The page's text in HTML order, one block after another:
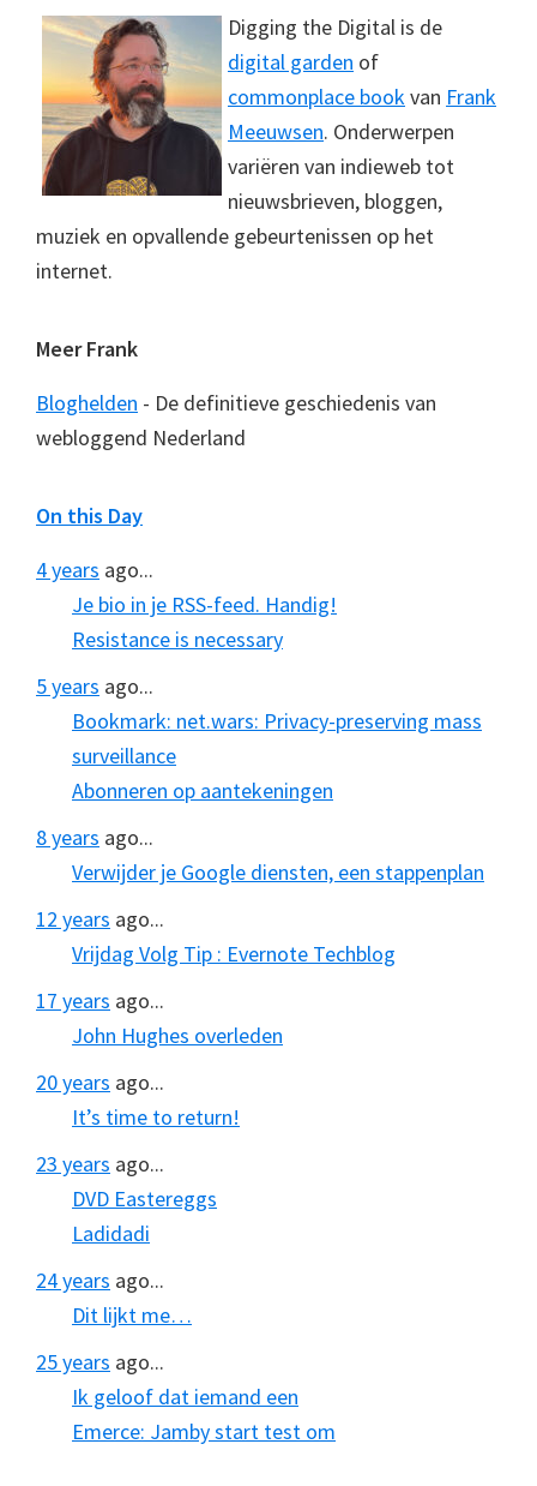
Digging the Digital is de
digital garden of
commonplace bookvan Frank
Meeuwsen. Onderwerpen
variëren van indieweb tot
nieuwsbrieven, bloggen,
muziek en opvallende gebeurtenissen op het
internet.
Meer Frank
Bloghelden - De definitieve geschiedenis van
webloggend Nederland
On this Day
4 years ago...
Je bio in je RSS-feed. Handig!
Resistance is necessary
5 years ago...
Bookmark: net.wars: Privacy-preserving mass
surveillance
Abonneren op aantekeningen
8 years ago...
Verwijder je Google diensten, een stappenplan
12 years ago...
Vrijdag Volg Tip : Evernote Techblog
17 years ago...
John Hughes overleden
20 years ago...
It’s time to return!
23 years ago...
DVD Eastereggs
Ladidadi
24 years ago...
Dit lijkt me…
25 years ago...
Ik geloof dat iemand een
Emerce: Jamby start test om